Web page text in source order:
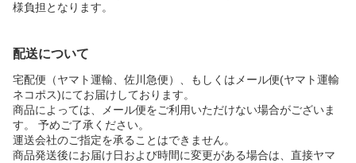
様負担となります。
配送について
宅配便（ヤマト運輸、佐川急便）、もしくはメール便(ヤマト運輸
ネコポス)にてお届けしております。
商品によっては、メール便をご利用いただけない場合がございま
す。 予めご了承ください。
運送会社のご指定を承ることはできません。
商品発送後にお届け日および時間に変更がある場合は、直接ヤマ